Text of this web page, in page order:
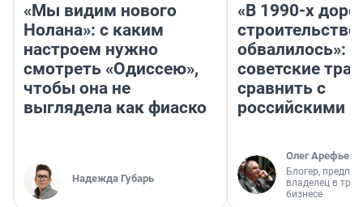
«Мы видим нового
Нолана»: с каким
настроем нужно
смотреть «Одиссею»,
чтобы она не
выглядела как фиаско
Надежда Губарь
«В 1990-х
строительство
обвалилось»:
советские
сравнить с
российскими
Олег Арефьев
Блогер,
владелец в
бизнесе